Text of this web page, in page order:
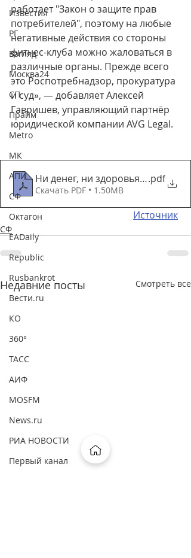
Известия
РГ
Взгляд
Москва24
СП
Прайм
Metro
МК
АПИ
СФ
Октагон
EADaily
Republic
Rusbankrot
Вести.ru
КО
360°
ТАСС
АИФ
MOSFM
News.ru
РИА НОВОСТИ
Первый канал
работает "Закон о защите прав
потребителей", поэтому на любые
негативные действия со стороны
фитнес-клуба можно жаловаться в
различные органы. Прежде всего
это Роспотребнадзор, прокуратура
и суд», — добавляет Алексей
Гавришев, управляющий партнёр
юридической компании AVG Legal.
Ни денег, ни здоровья. Как и за
.pdf
Скачать PDF • 1.50MB
Источник
СФ
Недавние посты Смотреть все